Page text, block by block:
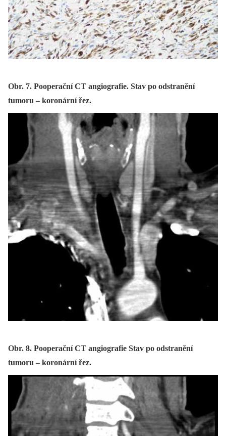
Obr. 7. Pooperační CT angiografie. Stav po odstranění
tumoru – koronární řez.
Obr. 8. Pooperační CT angiografie Stav po odstranění
tumoru – koronární řez.